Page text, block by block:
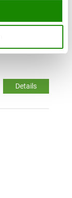
Details
Details